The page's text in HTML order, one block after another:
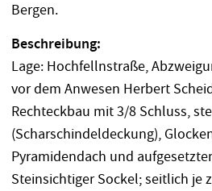
Bergen.
Beschreibung:
Lage: Hochfellnstraße,
vor dem Anwesen Herbert
Rechteckbau mit 3/8 Schluss,
(Scharschindeldeckung),
Pyramidendach und
Steinsichtiger Sockel; seitlich je